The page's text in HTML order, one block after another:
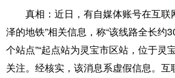
真相： 近日，有自媒体账号在互联
泽的地铁”相关信息，称“该线路全长约
个站点”“起点站为灵宝市区站，位于灵
关注。经核实，该消息系虚假信息。互